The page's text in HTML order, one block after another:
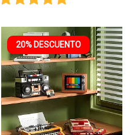
20% DESCUENTO